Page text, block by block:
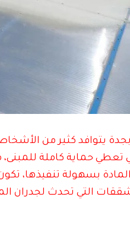
يتوافد كثير من
تعطي حماية كاملة
بسهولة تنفيذها،
التي تحدث لجدران